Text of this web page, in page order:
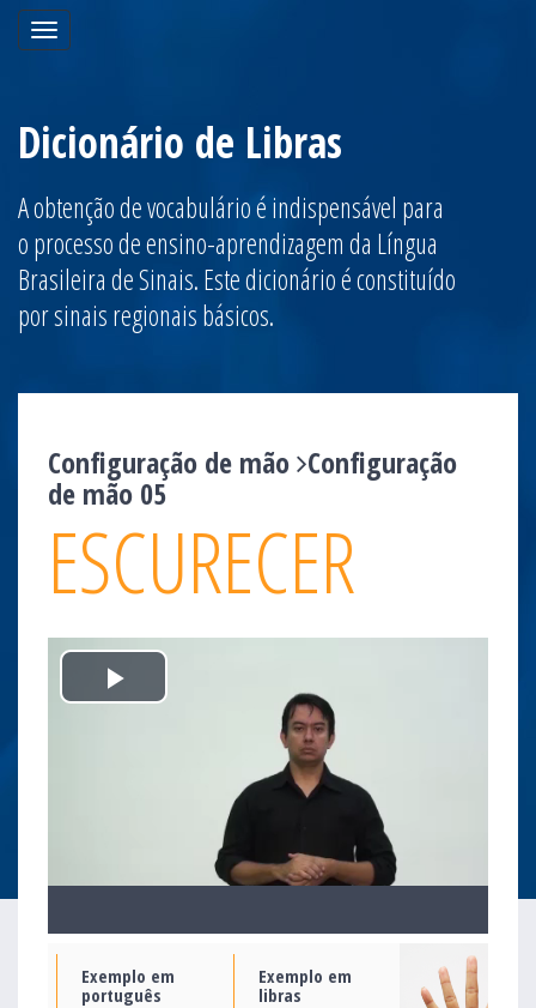
Toggle
navigation
Dicionário de Libras
A obtenção de vocabulário é indispensável para
o processo de ensino-aprendizagem da Língua
Brasileira de Sinais. Este dicionário é constituído
por sinais regionais básicos.
Configuração de mão Configuração
de mão 05
ESCURECER
Play
Exemplo em
português
Exemplo em
libras